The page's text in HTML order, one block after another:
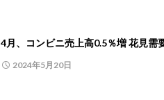
4月、コンビニ売上高0.5％増 花見需
2024年5月20日